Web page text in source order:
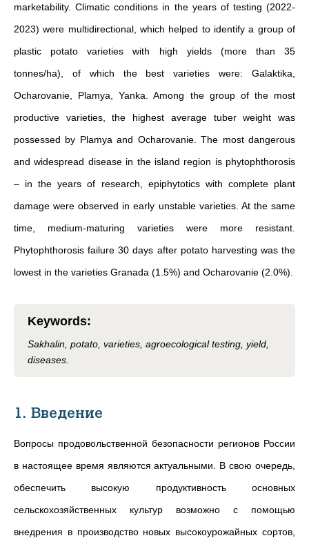
marketability. Climatic conditions in the years of testing (2022-
2023) were multidirectional, which helped to identify a group of
plastic potato varieties with high yields (more than 35
tonnes/ha), of which the best varieties were: Galaktika,
Ocharovanie, Plamya, Yanka. Among the group of the most
productive varieties, the highest average tuber weight was
possessed by Plamya and Ocharovanie. The most dangerous
and widespread disease in the island region is phytophthorosis
– in the years of research, epiphytotics with complete plant
damage were observed in early unstable varieties. At the same
time, medium-maturing varieties were more resistant.
Phytophthorosis failure 30 days after potato harvesting was the
lowest in the varieties Granada (1.5%) and Ocharovanie (2.0%).
Keywords:
Sakhalin, potato, varieties, agroecological testing, yield,
diseases.
1. Введение
Вопросы продовольственной безопасности регионов России
в настоящее время являются актуальными. В свою очередь,
обеспечить высокую продуктивность основных
сельскохозяйственных культур возможно с помощью
внедрения в производство новых высокоурожайных сортов,